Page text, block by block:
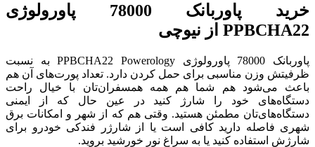
خرید پاوربانک 78000 پاورولوژی
PPBCHA22 از نیوچی
پاوربانک 78000 پاورولوژی PPBCHA22 Powerology به نسبت
ظرفیتش وزن مناسبی برای حمل کردن دارد. تعداد پورت‌های آن هم
باعث می‌شود هم شما هم همه همسفران‌تان با خیال راحت
دستگاه‌های خود را شارژ کنید در عین حال که از ایمنی
دستگاه‌های‌تان مطمئن هستید. وقتی هم که از شهر و امکانات برق
شهری فاصله دارید کافی است یا از شارژر فندکی خودرو برای
شارژش استفاده کنید یا به سراغ نور خورشید بروید.